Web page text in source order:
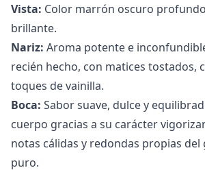
Vista: Color marrón oscuro
brillante.
Nariz: Aroma potente e
recién hecho, con matices tostados,
toques de vainilla.
Boca: Sabor suave, dulce y
cuerpo gracias a su carácter
notas cálidas y redondas propias del
puro.